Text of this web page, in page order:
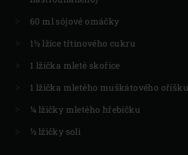
60 ml sójové omáčky
1½ lžíce třtinového cukru
1 lžička mleté skořice
1 lžička mletého muškátového oříšku
¼ lžičky mletého hřebíčku
½ lžičky soli